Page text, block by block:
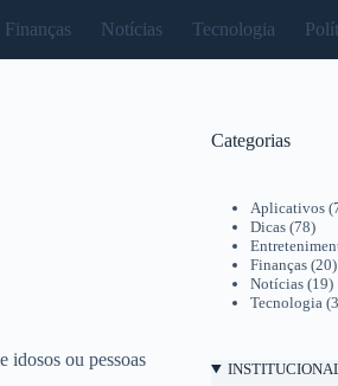
Finanças Notícias Tecnologia
idosos ou pessoas
Categorias
Aplicativos
Dicas(78)
Finanças(20)
Notícias(19)
Tecnologia